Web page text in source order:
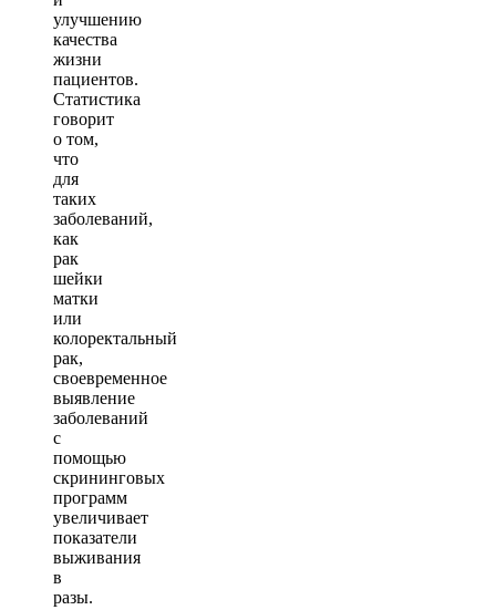
улучшению
качества
жизни
пациентов.
Статистика
говорит
о том,
что
для
таких
заболеваний,
как
рак
шейки
матки
или
колоректальный
рак,
своевременное
выявление
заболеваний
с
помощью
скрининговых
программ
увеличивает
показатели
выживания
в
разы.